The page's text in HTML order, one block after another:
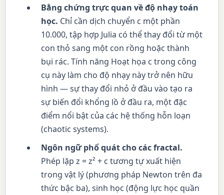
Bằng chứng trực quan về độ nhạy toán
học. Chỉ cần dịch chuyển c một phần
10.000, tập hợp Julia có thể thay đổi từ một
con thỏ sang một con rồng hoặc thành
bụi rác. Tính năng Hoạt họa c trong công
cụ này làm cho độ nhạy này trở nên hữu
hình — sự thay đổi nhỏ ở đầu vào tạo ra
sự biến đổi khổng lồ ở đầu ra, một đặc
điểm nổi bật của các hệ thống hỗn loạn
(chaotic systems).
Ngôn ngữ phổ quát cho các fractal.
Phép lặp z = z² + c tương tự xuất hiện
trong vật lý (phương pháp Newton trên đa
thức bậc ba), sinh học (động lực học quần